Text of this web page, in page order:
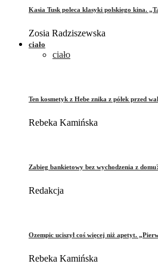
Kasia Tusk poleca klasyki polskiego kina.
Zosia Radziszewska
ciało
ciało
Ten kosmetyk z Hebe znika z półek przed
Rebeka Kamińska
Zabieg bankietowy bez wychodzenia z
Redakcja
Ozempic uciszył coś więcej niż apetyt.
Rebeka Kamińska